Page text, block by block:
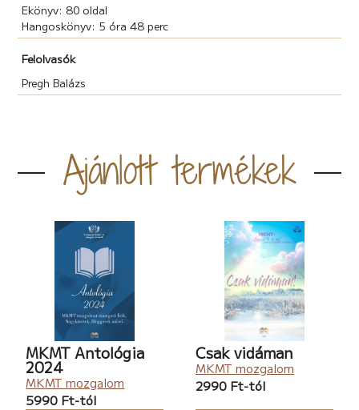
Ekönyv: 80 oldal
Hangoskönyv: 5 óra 48 perc
Felolvasók
Pregh Balázs
Ajánlott termékek
MKMT Antológia
2024
MKMT mozgalom
5990 Ft-tól
Csak vidáman
MKMT mozgalom
2990 Ft-tól